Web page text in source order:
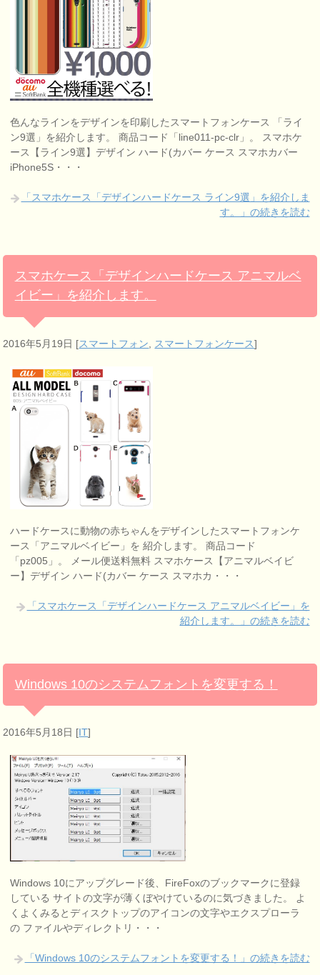
色んなラインをデザインを印刷したスマートフォンケース 「ライ
ン9選」を紹介します。 商品コード「line011-pc-clr」。 スマホケ
ース【ライン9選】デザイン ハード(カバー ケース スマホカバー
iPhone5S・・・
「スマホケース「デザインハードケース ライン9選」を紹介しま
す。」の続きを読む
スマホケース「デザインハードケース アニマルベ
イビー」を紹介します。
2016年5月19日 [スマートフォン スマートフォンケース]
ハードケースに動物の赤ちゃんをデザインしたスマートフォンケ
ース「アニマルベイビー」を 紹介します。 商品コード
「pz005」。 メール便送料無料 スマホケース【アニマルベイビ
ー】デザイン ハード(カバー ケース スマホカ・・・
「スマホケース「デザインハードケース アニマルベイビー」を
紹介します。」の続きを読む
Windows 10のシステムフォントを変更する！
2016年5月18日 [IT]
Windows 10にアップグレード後、FireFoxのブックマークに登録
している サイトの文字が薄くぼやけているのに気づきました。 よ
くよくみるとディスクトップのアイコンの文字やエクスプローラ
の ファイルやディレクトリ・・・
「Windows 10のシステムフォントを変更する！」の続きを読む